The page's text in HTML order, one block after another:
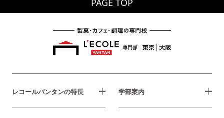
PAGE TOP
レコールバンタンの特長 学部案内